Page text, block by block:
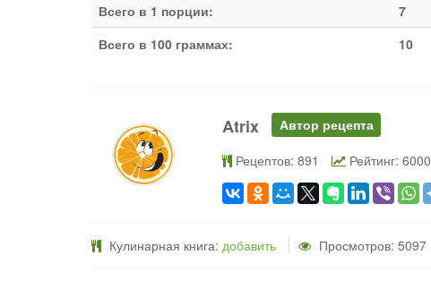
Всего в 1 порции:
7
Всего в 100 граммах:
10
Atrix
Автор рецепта
Рецептов: 891
Рейтинг: 6000
Кулинарная книга: добавить Просмотров: 5097